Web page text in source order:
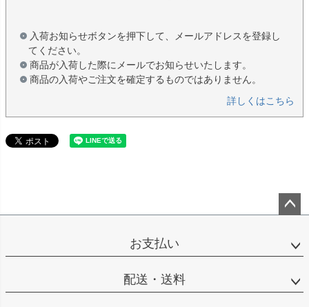
入荷お知らせボタンを押下して、メールアドレスを登録し
てください。
商品が入荷した際にメールでお知らせいたします。
商品の入荷やご注文を確定するものではありません。
詳しくはこちら
ップ
お支払い
配送・送料